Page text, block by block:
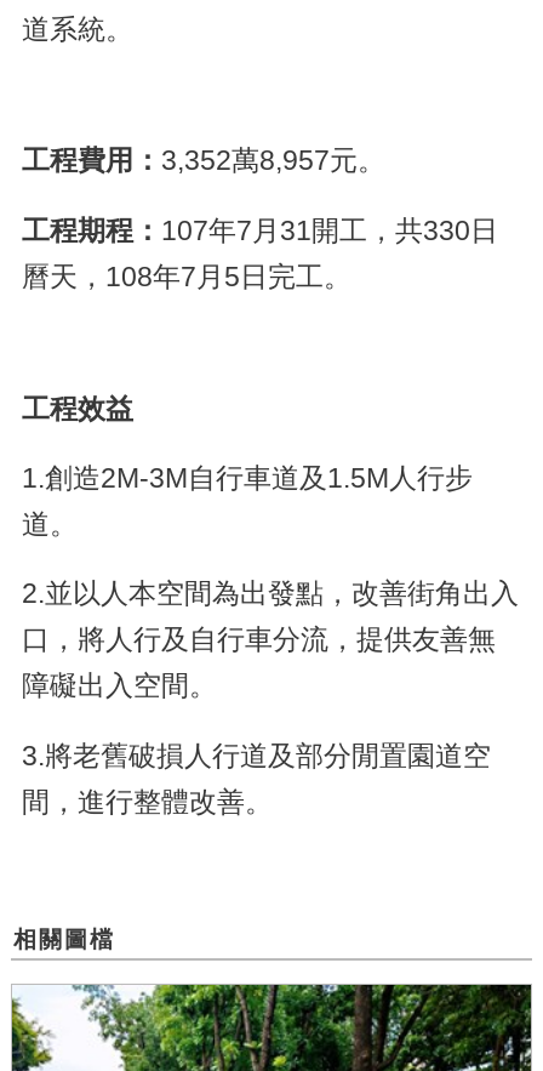
道系統。
工程費用： 3,352萬8,957元。
工程期程： 107年7月31開工，共330日
曆天，108年7月5日完工。
工程效益
1.創造2M-3M自行車道及1.5M人行步
道。
2.並以人本空間為出發點，改善街角出入
口，將人行及自行車分流，提供友善無
障礙出入空間。
3.將老舊破損人行道及部分閒置園道空
間，進行整體改善。
相關圖檔